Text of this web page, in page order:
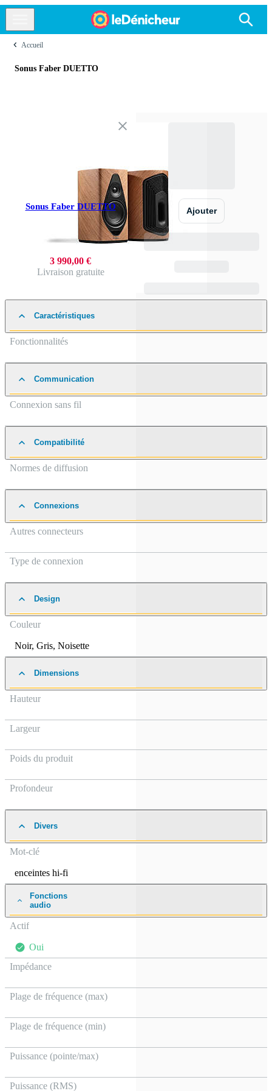
Accueil
Sonus Faber DUETTO
Sonus Faber DUETTO
3 990,00 €
Livraison gratuite
Ajouter
Caractéristiques
Fonctionnalités
Communication
Connexion sans fil
Compatibilité
Normes de diffusion
Connexions
Autres connecteurs
Type de connexion
Design
Couleur
Noir, Gris, Noisette
Dimensions
Hauteur
Largeur
Poids du produit
Profondeur
Divers
Mot-clé
enceintes hi-fi
Fonctions
audio
Actif
Oui
Impédance
Plage de fréquence (max)
Plage de fréquence (min)
Puissance (pointe/max)
Puissance (RMS)